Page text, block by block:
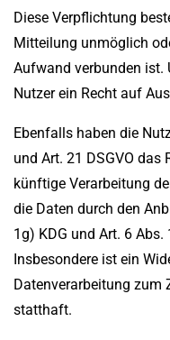
Diese Verpflichtung
Mitteilung unmöglich
Aufwand verbunden ist.
Nutzer ein Recht auf
Ebenfalls haben die
und Art. 21 DSGVO das
künftige Verarbeitung
die Daten durch den
1g) KDG und Art. 6
Insbesondere ist ein
Datenverarbeitung zum
statthaft.